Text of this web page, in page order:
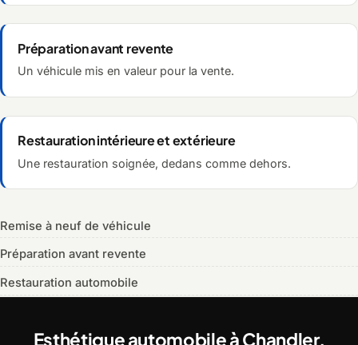
Préparation avant revente
Un véhicule mis en valeur pour la vente.
Restauration intérieure et extérieure
Une restauration soignée, dedans comme dehors.
Remise à neuf de véhicule
Préparation avant revente
Restauration automobile
Esthétique automobile à Chandler,